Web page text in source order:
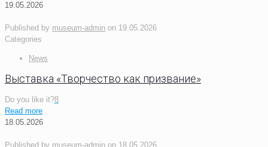
19.05.2026
Published by museum-admin on 19.05.2026
Categories
News
Выставка «Творчество как призвание»
Do you like it?8
Read more
18.05.2026
Published by museum-admin on 18.05.2026